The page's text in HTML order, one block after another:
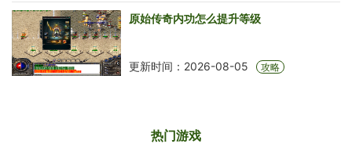
原始传奇内功怎么提升等级
更新时间：2026-08-05 攻略
热门游戏